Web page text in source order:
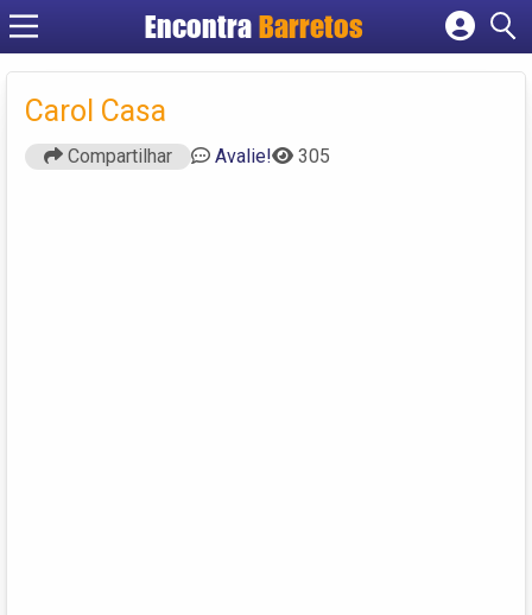
Encontra Barretos
Cadastrar empresa
Carol Casa
Compartilhar Avalie! 305